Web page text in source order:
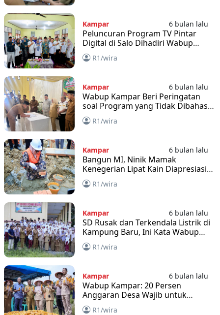
Kampar 6 bulan lalu
Peluncuran Program TV Pintar
Digital di Salo Dihadiri Wabup
Kampar
R1/wira
Kampar 6 bulan lalu
Wabup Kampar Beri Peringatan
soal Program yang Tidak Dibahas
di Musrenbang
R1/wira
Kampar 6 bulan lalu
Bangun MI, Ninik Mamak
Kenegerian Lipat Kain Diapresiasi
Wabup Kampar
R1/wira
Kampar 6 bulan lalu
SD Rusak dan Terkendala Listrik di
Kampung Baru, Ini Kata Wabup
Kampar
R1/wira
Kampar 6 bulan lalu
Wabup Kampar: 20 Persen
Anggaran Desa Wajib untuk
Program Ketahanan Pangan
R1/wira